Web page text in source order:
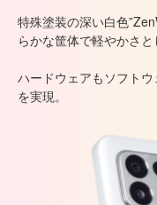
特殊塗装の深い白色
らかな筐体で軽やかさと
ハードウェアもソフト
を実現。